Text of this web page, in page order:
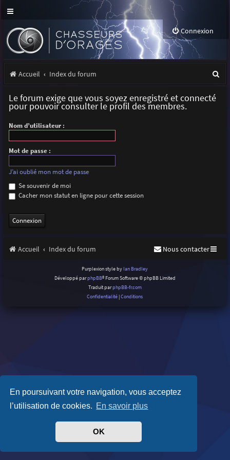
En poursuivant votre navigation, vous acceptez
l’utilisation de cookies. En savoir plus
OK
Connexion
Accueil Index du forum
Le forum exige que vous soyez enregistré et connecté
pour pouvoir consulter le profil des membres.
Nom d’utilisateur :
Mot de passe :
J’ai oublié mon mot de passe
Se souvenir de moi
Cacher mon statut en ligne pour cette session
Accueil Index du forum Nous contacter
Purplexion style by Ian Bradley
Développé parphpBB® Forum Software © phpBB Limited
Traduit parphpBB-fr.com
Confidentialité |Conditions